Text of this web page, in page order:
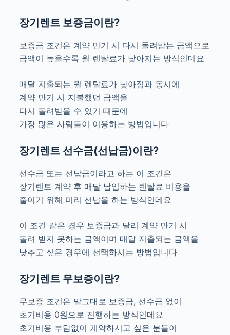
장기렌트 보증금이란?
보증금 조건은 계약 만기 시 다시 돌려받는 금액으로
금액이 높을수록 월 렌탈료가 낮아지는 방식인데요
매달 지출되는 월 렌탈료가 낮아짐과 동시에
계약 만기 시 지불했던 금액을
다시 돌려받을 수 있기 때문에
가장 많은 사람들이 이용하는 방법입니다
장기렌트 선수금(선납금)이란?
선수금 또는 선납금이라고 하는 이 조건은
장기렌트 계약 후 매달 납입하는 렌탈료 비용을
줄이기 위해 미리 선납을 하는 방식인데요
이 조건 같은 경우 보증금과 달리 계약 만기 시
돌려 받지 못하는 금액이며 매달 지출되는 금액을
낮추고 싶은 경우에 선택하시는 방법입니다
장기렌트 무보증이란?
무보증 조건은 말그대로 보증금, 선수금 없이
초기비용 0원으로 진행하는 방식인데요
초기비용 부담없이 계약하시고 싶은 분들이